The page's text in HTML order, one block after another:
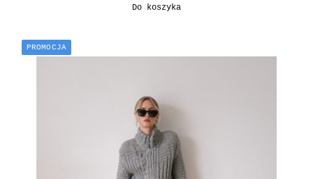
Do koszyka
PROMOCJA